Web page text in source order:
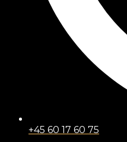
+45 60 17 60 75